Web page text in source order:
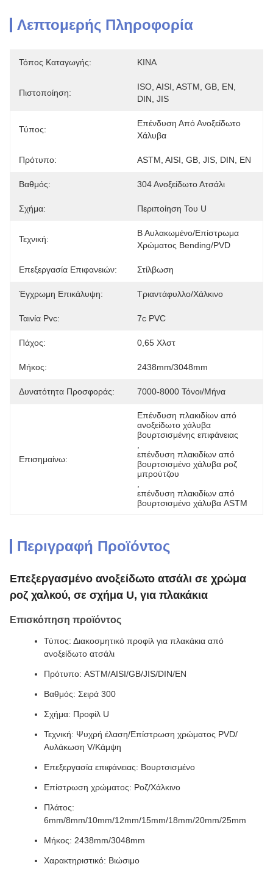
Λεπτομερής Πληροφορία
Τόπος Καταγωγής: ΚΙΝΑ
Πιστοποίηση:
ISO, AISI, ASTM, GB, EN,
DIN, JIS
Τύπος:
Επένδυση Από Ανοξείδωτο
Χάλυβα
Πρότυπο: ASTM, AISI, GB, JIS, DIN, EN
Βαθμός: 304 Ανοξείδωτο Ατσάλι
Σχήμα: Περιποίηση Του U
Τεχνική:
Β Αυλακωμένο/επίστρωμα
Χρώματος Bending/PVD
Επεξεργασία Επιφανειών: Στίλβωση
Έγχρωμη Επικάλυψη: Τριαντάφυλλο/Χάλκινο
Ταινία Pvc: 7c PVC
Πάχος: 0,65 Χλστ
Μήκος: 2438mm/3048mm
Δυνατότητα Προσφοράς: 7000-8000 Τόνοι/μήνα
Επισημαίνω:
Επένδυση πλακιδίων από
ανοξείδωτο χάλυβα
βουρτσισμένης επιφάνειας
επένδυση πλακιδίων από
βουρτσισμένο χάλυβα ροζ
μπρούτζου
επένδυση πλακιδίων από
βουρτσισμένο χάλυβα ASTM
Περιγραφή Προϊόντος
Επεξεργασμένο ανοξείδωτο ατσάλι σε χρώμα
ροζ χαλκού, σε σχήμα U, για πλακάκια
Επισκόπηση προϊόντος
Τύπος: Διακοσμητικό προφίλ για πλακάκια από
ανοξείδωτο ατσάλι
Πρότυπο: ASTM/AISI/GB/JIS/DIN/EN
Βαθμός: Σειρά 300
Σχήμα: Προφίλ U
Τεχνική: Ψυχρή έλαση/Επίστρωση χρώματος PVD/
Αυλάκωση V/Κάμψη
Επεξεργασία επιφάνειας: Βουρτσισμένο
Επίστρωση χρώματος: Ροζ/Χάλκινο
Πλάτος:
6mm/8mm/10mm/12mm/15mm/18mm/20mm/25mm
Μήκος: 2438mm/3048mm
Χαρακτηριστικό: Βιώσιμο